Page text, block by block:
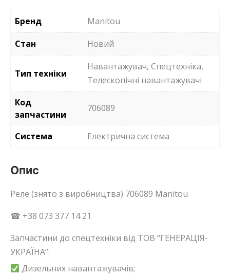
Бренд
Manitou
Стан
Новий
Тип техніки
Навантажувач, Спецтехніка,
Телескопічні навантажувачі
Код
запчастини
706089
Система Електрична система
Опис
Реле (знято з виробництва) 706089 Manitou
☎ +38 073 377 14 21
Запчастини до спецтехніки від ТОВ “ГЕНЕРАЦІЯ-
УКРАЇНА”:
Дизельних навантажувачів;